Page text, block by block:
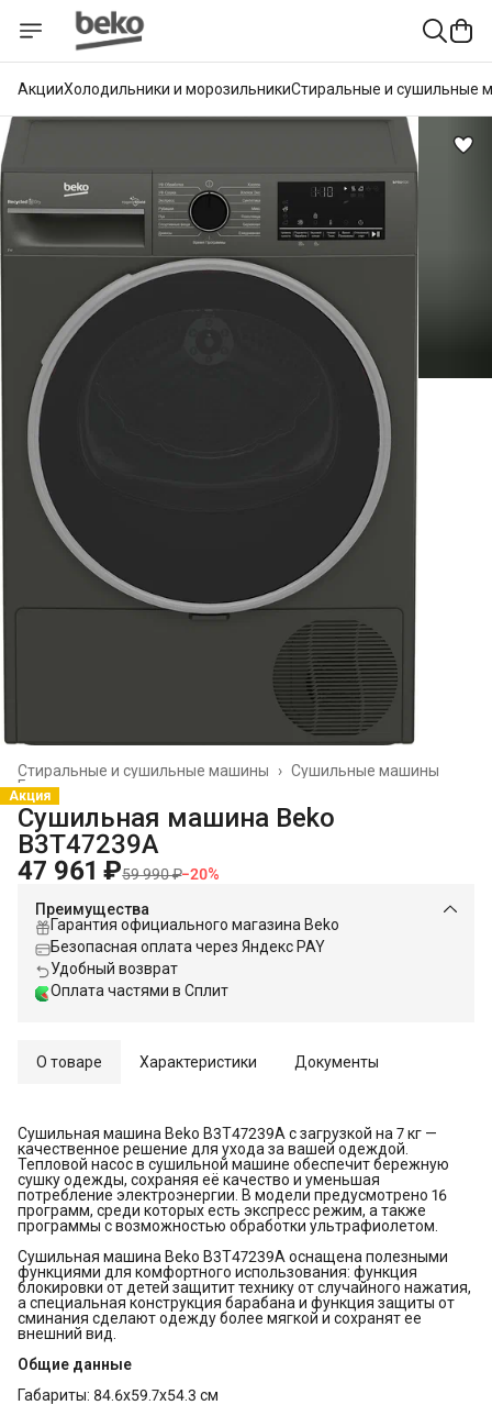
АкцииХолодильники и морозильникиСтиральные и сушильные
Сушильные машины
Стиральные и сушильные машины
›
Главная
Акция
Сушильная машина Beko
B3T47239A
47 961 ₽59 990 ₽−20%
Преимущества
Гарантия официального магазина Beko
Безопасная оплата через Яндекс PAY
Удобный возврат
Оплата частями в Сплит
О товаре Характеристики Документы
Сушильная машина Beko B3T47239A с загрузкой на 7 кг —
качественное решение для ухода за вашей одеждой.
Тепловой насос в сушильной машине обеспечит бережную
сушку одежды, сохраняя её качество и уменьшая
потребление электроэнергии. В модели предусмотрено 16
программ, среди которых есть экспресс режим, а также
программы с возможностью обработки ультрафиолетом.
Сушильная машина Beko B3T47239A оснащена полезными
функциями для комфортного использования: функция
блокировки от детей защитит технику от случайного нажатия,
а специальная конструкция барабана и функция защиты от
сминания сделают одежду более мягкой и сохранят ее
внешний вид.
Общие данные
Габариты: 84.6x59.7x54.3 см